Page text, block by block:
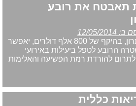
תאבטח את רובע
05/2014
הפתרון, בהיקף של 800 אלף דולרים, יאפשר
הרובע לטפל ביעילות באירועי
להורדת רמת הפשיעה והאלימות